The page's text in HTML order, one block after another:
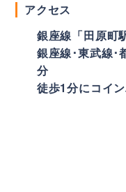
アクセス
銀座線「田原町
銀座線･東武線･
分
徒歩1分にコイ